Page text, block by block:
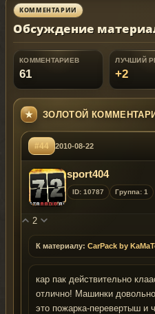
КОММЕНТАРИИ
Обсуждение
КОММЕНТАРИЕВ
61
ЛУЧШИЙ
+2
ЗОЛОТОЙ
#44 2010-08-22
sport404
ID: 10787 Группа: 1
2
К материалу: CarPack by
кар пак действительно
отлично! Машинки
это пожарка-перевертыш и